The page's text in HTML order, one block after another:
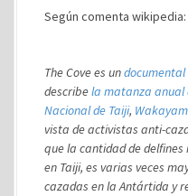
Según comenta wikipedia:
The Cove es undocumental
describela matanza anual
Nacional de Taiji,
vista de activistas anti-
que la cantidad de
en Taiji, es varias veces
cazadas en la Antártida y